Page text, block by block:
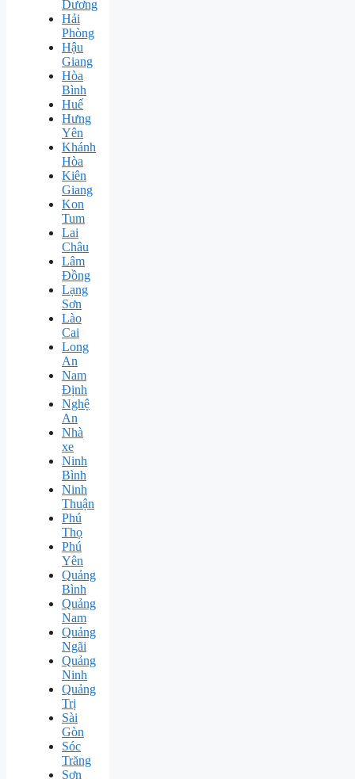
Dương
Hải
Phòng
Hậu
Giang
Hòa
Bình
Huế
Hưng
Yên
Khánh
Hòa
Kiên
Giang
Kon
Tum
Lai
Châu
Lâm
Đồng
Lạng
Sơn
Lào
Cai
Long
An
Nam
Định
Nghệ
An
Nhà
xe
Ninh
Bình
Ninh
Thuận
Phú
Thọ
Phú
Yên
Quảng
Bình
Quảng
Nam
Quảng
Ngãi
Quảng
Ninh
Quảng
Trị
Sài
Gòn
Sóc
Trăng
Sơn